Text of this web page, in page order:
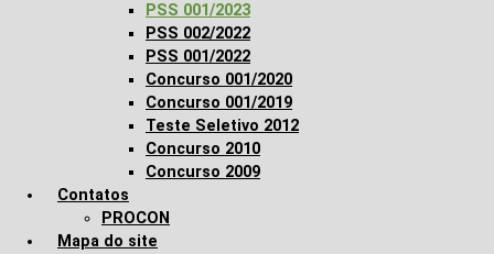
PSS 001/2023
PSS 002/2022
PSS 001/2022
Concurso 001/2020
Concurso 001/2019
Teste Seletivo 2012
Concurso 2010
Concurso 2009
Contatos
PROCON
Mapa do site